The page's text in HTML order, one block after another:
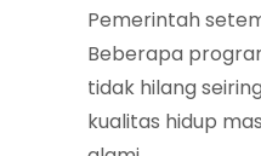
Pemerintah
Beberapa
tidak hilang
kualitas hidup